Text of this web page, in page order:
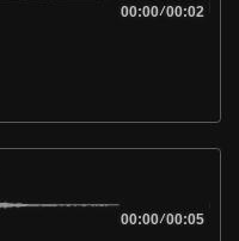
00:00/00:02
00:00/00:05